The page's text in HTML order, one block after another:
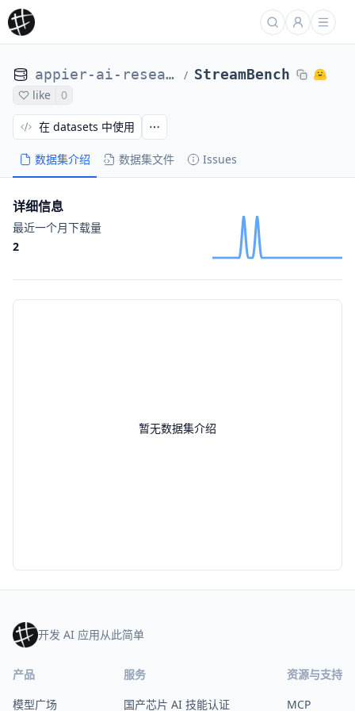
appier-ai-research / StreamBench
like 0
数据集介绍 数据集文件 Issues
在 datasets 中使用
暂无数据集介绍
详细信息
最近一个月下载量
2
开发 AI 应用从此简单
产品
模型广场
服务
国产芯片 AI 技能认证
资源与支持
MCP